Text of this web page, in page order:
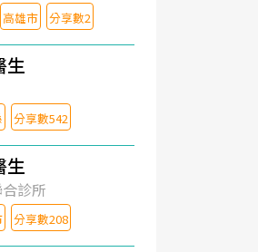
高雄市 分享數2
生
分享數542
生
診所
分享數208